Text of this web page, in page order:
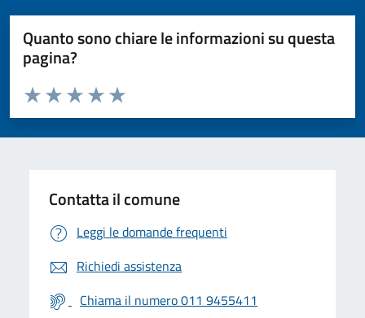
Quanto sono chiare le informazioni su questa
pagina?
Valuta da 1 a 5 stelle la pagina
Valuta 5 stelle su 5
Valuta 4 stelle su 5
Valuta 3 stelle su 5
Valuta 2 stelle su 5
Valuta 1 stelle su 5
Contatta il comune
Leggi le domande frequenti
Richiedi assistenza
Chiama il numero 011 9455411